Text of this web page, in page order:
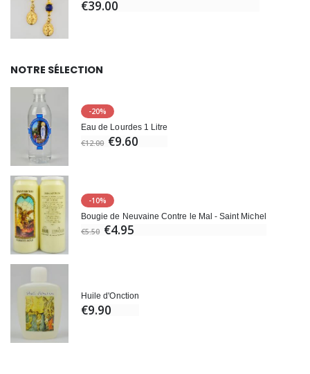
€39.00
NOTRE SÉLECTION
-20%
Eau de Lourdes 1 Litre
€12.00 €9.60
-10%
Bougie de Neuvaine Contre le Mal - Saint Michel
€5.50 €4.95
Huile d'Onction
€9.90